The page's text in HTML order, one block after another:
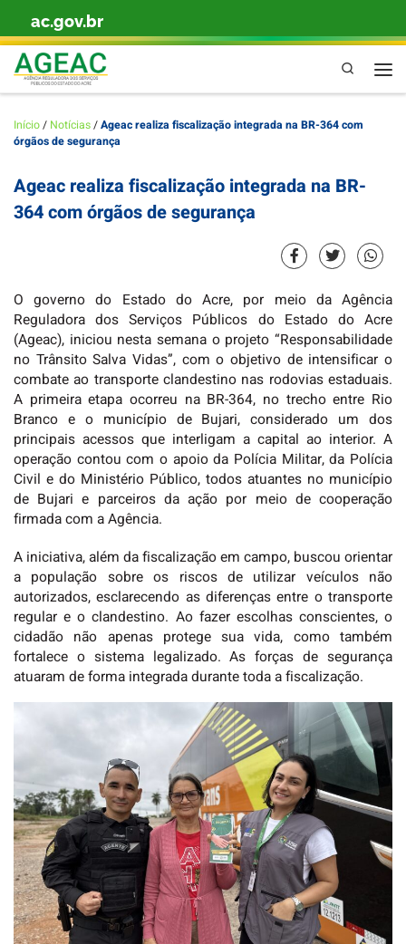
Skip to content
ac.gov.br
Pesquisa
Início/ Notícias/Ageac realiza fiscalização integrada na BR-364 com
órgãos de segurança
Ageac realiza fiscalização integrada na BR-
364 com órgãos de segurança
O governo do Estado do Acre, por meio da Agência
Reguladora dos Serviços Públicos do Estado do Acre
(Ageac), iniciou nesta semana o projeto “Responsabilidade
no Trânsito Salva Vidas”, com o objetivo de intensificar o
combate ao transporte clandestino nas rodovias estaduais.
A primeira etapa ocorreu na BR-364, no trecho entre Rio
Branco e o município de Bujari, considerado um dos
principais acessos que interligam a capital ao interior. A
operação contou com o apoio da Polícia Militar, da Polícia
Civil e do Ministério Público, todos atuantes no município
de Bujari e parceiros da ação por meio de cooperação
firmada com a Agência.
A iniciativa, além da fiscalização em campo, buscou orientar
a população sobre os riscos de utilizar veículos não
autorizados, esclarecendo as diferenças entre o transporte
regular e o clandestino. Ao fazer escolhas conscientes, o
cidadão não apenas protege sua vida, como também
fortalece o sistema legalizado. As forças de segurança
atuaram de forma integrada durante toda a fiscalização.